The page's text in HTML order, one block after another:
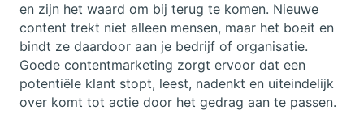
en zijn het waard om bij terug te komen. Nieuwe
content trekt niet alleen mensen, maar het boeit en
bindt ze daardoor aan je bedrijf of organisatie.
Goede contentmarketing zorgt ervoor dat een
potentiële klant stopt, leest, nadenkt en uiteindelijk
over komt tot actie door het gedrag aan te passen.